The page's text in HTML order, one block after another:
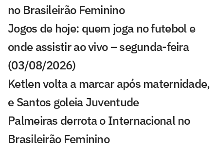
no Brasileirão Feminino
Jogos de hoje: quem joga no futebol e
onde assistir ao vivo – segunda-feira
(03/08/2026)
Ketlen volta a marcar após maternidade,
e Santos goleia Juventude
Palmeiras derrota o Internacional no
Brasileirão Feminino